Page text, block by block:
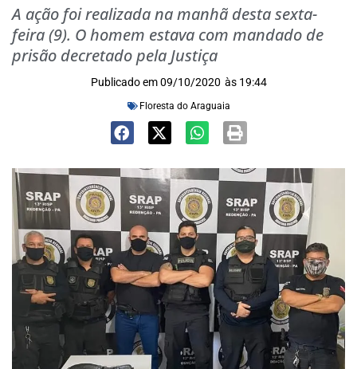
A ação foi realizada na manhã desta sexta-
feira (9). O homem estava com mandado de
prisão decretado pela Justiça
Publicado em 09/10/2020 às 19:44
Floresta do Araguaia